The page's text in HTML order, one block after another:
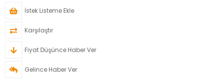
İstek Listeme Ekle
Karşılaştır
Fiyat Düşünce Haber Ver
Gelince Haber Ver